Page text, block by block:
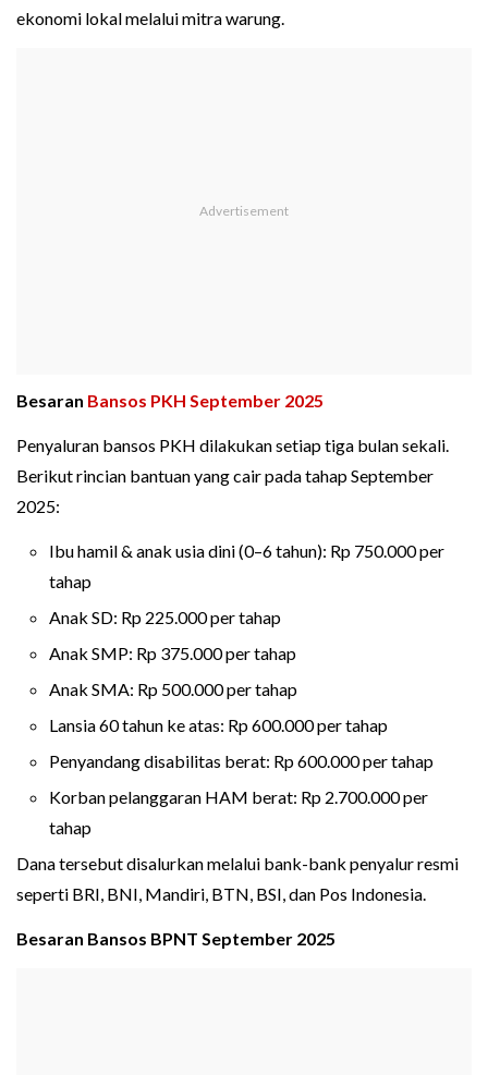
ekonomi lokal melalui mitra warung.
Besaran Bansos PKH September 2025
Penyaluran bansos PKH dilakukan setiap tiga bulan sekali.
Berikut rincian bantuan yang cair pada tahap September
2025:
Ibu hamil & anak usia dini (0–6 tahun): Rp 750.000 per
tahap
Anak SD: Rp 225.000 per tahap
Anak SMP: Rp 375.000 per tahap
Anak SMA: Rp 500.000 per tahap
Lansia 60 tahun ke atas: Rp 600.000 per tahap
Penyandang disabilitas berat: Rp 600.000 per tahap
Korban pelanggaran HAM berat: Rp 2.700.000 per
tahap
Dana tersebut disalurkan melalui bank-bank penyalur resmi
seperti BRI, BNI, Mandiri, BTN, BSI, dan Pos Indonesia.
Besaran Bansos BPNT September 2025